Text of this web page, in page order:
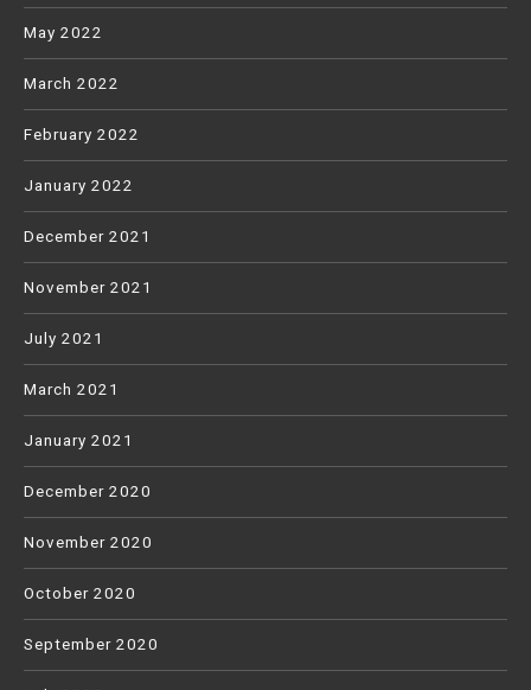
May 2022
March 2022
February 2022
January 2022
December 2021
November 2021
July 2021
March 2021
January 2021
December 2020
November 2020
October 2020
September 2020